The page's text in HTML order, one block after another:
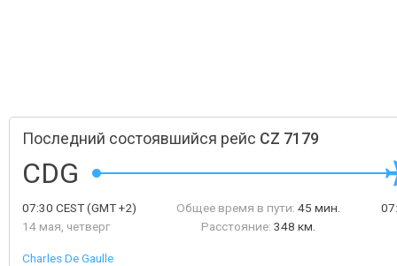
Последний состоявшийся рейс CZ 7179
CDG
07:30 CEST(GMT +2)
14 мая, четверг
Общее время в пути: 45 мин.
Расстояние: 348 км.
Charles De Gaulle